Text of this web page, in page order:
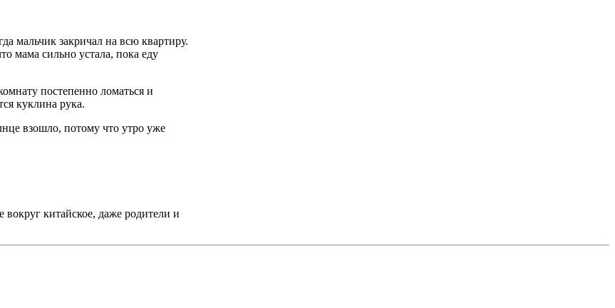
мальчик закричал на всю квартиру.
мама сильно устала, пока еду
постепенно ломаться и
куклина рука.
взошло, потому что утро уже
китайское, даже родители и